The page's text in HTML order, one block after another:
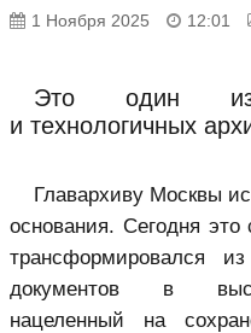
1 Ноября 2025 12:01
Это один из
и технологичных
Главархиву Москвы
основания. Сегодня
трансформировался
документов в
нацеленный на